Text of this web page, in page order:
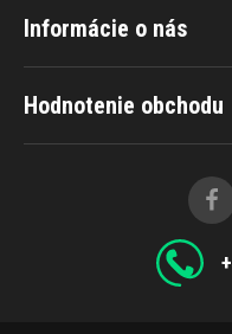
Informácie o nás
Hodnotenie obchodu